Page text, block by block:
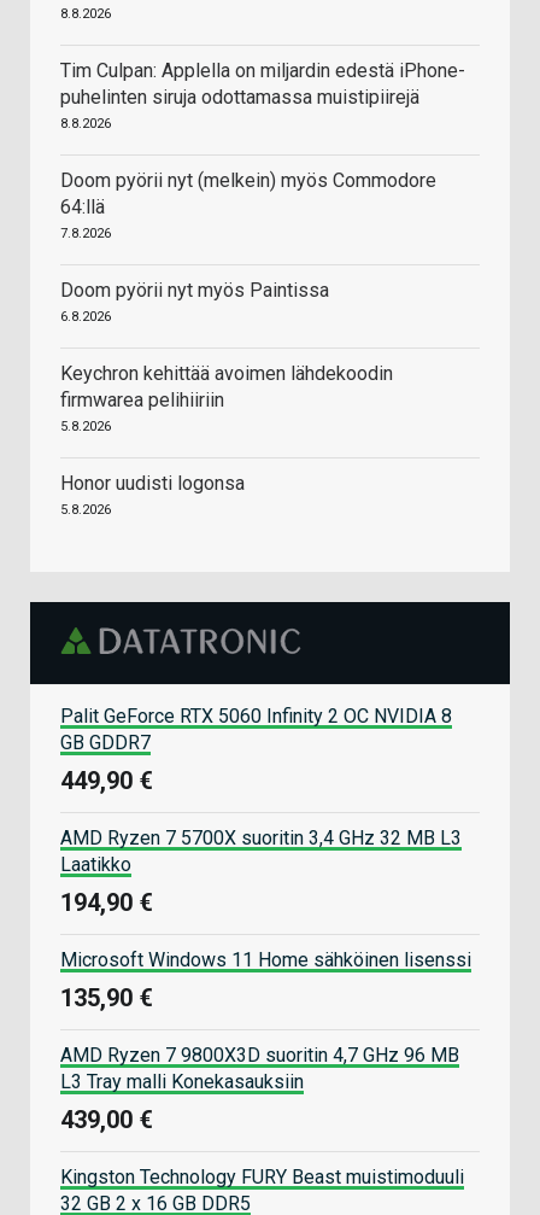
8.8.2026
Tim Culpan: Applella on miljardin edestä iPhone-
puhelinten siruja odottamassa muistipiirejä
8.8.2026
Doom pyörii nyt (melkein) myös Commodore
64:llä
7.8.2026
Doom pyörii nyt myös Paintissa
6.8.2026
Keychron kehittää avoimen lähdekoodin
firmwarea pelihiiriin
5.8.2026
Honor uudisti logonsa
5.8.2026
Palit GeForce RTX 5060 Infinity 2 OC NVIDIA 8
GB GDDR7
449,90 €
AMD Ryzen 7 5700X suoritin 3,4 GHz 32 MB L3
Laatikko
194,90 €
Microsoft Windows 11 Home sähköinen lisenssi
135,90 €
AMD Ryzen 7 9800X3D suoritin 4,7 GHz 96 MB
L3 Tray malli Konekasauksiin
439,00 €
Kingston Technology FURY Beast muistimoduuli
32 GB 2 x 16 GB DDR5